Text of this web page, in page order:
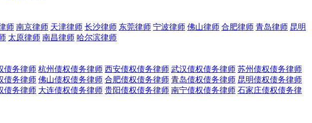
师 南京律师 天津律师 长沙律师 东莞律师 宁波律师 佛山律师 合肥律师 青岛律师 昆明
太原律师 南昌律师 哈尔滨律师
债务律师 杭州债权债务律师 西安债权债务律师 武汉债权债务律师 苏州债权债务律师
债务律师 佛山债权债务律师 合肥债权债务律师 青岛债权债务律师 昆明债权债务律师
债务律师 大连债权债务律师 贵阳债权债务律师 南宁债权债务律师 石家庄债权债务律